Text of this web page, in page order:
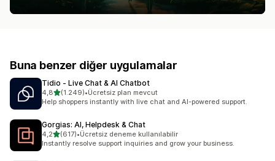
Buna benzer diğer uygulamalar
Tidio ‑ Live Chat & AI Chatbot
4,85 yıldız üzerinden
(1.249)
toplam 1249 değerlendirme
•Ücretsiz plan mevcut
Help shoppers instantly with live chat and AI-powered support.
Gorgias: AI, Helpdesk & Chat
4,25 yıldız üzerinden
(617)
toplam 617 değerlendirme
•Ücretsiz deneme kullanılabilir
Instantly resolve support inquiries and grow your business.